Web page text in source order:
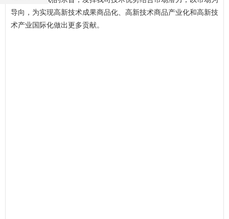
导向，为实现高新技术成果商品化、高新技术商品产业化和高新技
术产业 国际化做出更多贡献。